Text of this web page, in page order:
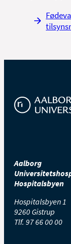
Aalborg
Hospitalsbyen
Hospitalsbyen 1
9260 Gistrup
Tlf. 97 66 00 00